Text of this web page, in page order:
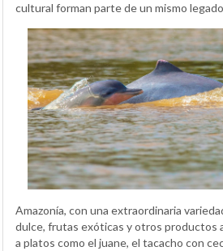
cultural forman parte de un mismo
Amazonía, con una extraordinaria
dulce, frutas exóticas y otros productos
a platos como el juane, el tacacho con